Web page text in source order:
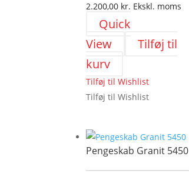
2.200,00 kr. Ekskl. moms
Quick
View
Tilføj til
kurv
Tilføj til Wishlist
Tilføj til Wishlist
Pengeskab Granit 5450